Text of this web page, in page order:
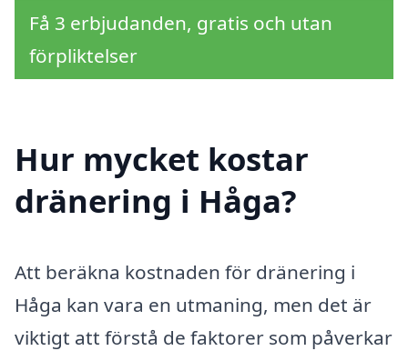
Få 3 erbjudanden, gratis och utan
förpliktelser
Hur mycket kostar
dränering i Håga?
Att beräkna kostnaden för dränering i
Håga kan vara en utmaning, men det är
viktigt att förstå de faktorer som påverkar